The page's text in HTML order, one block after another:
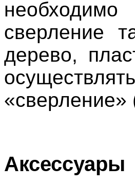
сверление
дерево,
«сверление»
Аксессуары